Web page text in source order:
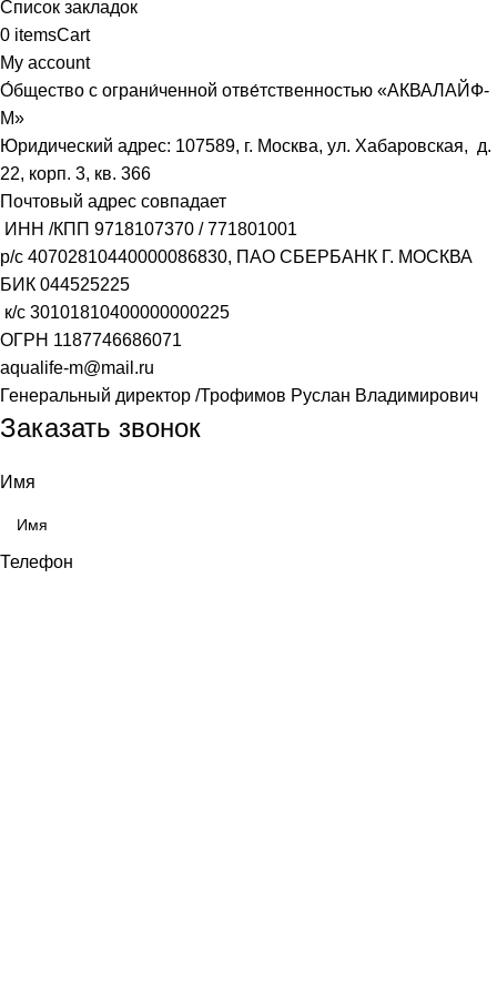
Список закладок
0 itemsCart
My account
О́бщество с ограни́ченной отве́тственностью «АКВАЛАЙФ-
М»
Юридический адрес: 107589, г. Москва, ул. Хабаровская, д.
22, корп. 3, кв. 366
Почтовый адрес совпадает
ИНН /КПП 9718107370 /771801001
р/с 40702810440000086830, ПАО СБЕРБАНК Г. МОСКВА
БИК 044525225
к/с 30101810400000000225
ОГРН 1187746686071
aqualife-m@mail.ru
Генеральный директор /Трофимов Руслан Владимирович
Заказать звонок
Имя
Телефон